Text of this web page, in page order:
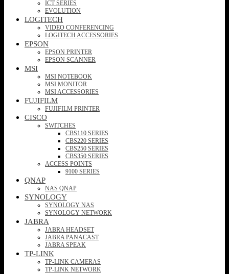
ICT SERIES
EVOLUTION
LOGITECH
VIDEO CONFERENCING
LOGITECH ACCESSORIES
EPSON
EPSON PRINTER
EPSON SCANNER
MSI
MSI NOTEBOOK
MSI MONITOR
MSI ACCESSORIES
FUJIFILM
FUJIFILM PRINTER
CISCO
SWITCHES
CBS110 SERIES
CBS220 SERIES
CBS250 SERIES
CBS350 SERIES
ACCESS POINTS
9100 SERIES
QNAP
NAS QNAP
SYNOLOGY
SYNOLOGY NAS
SYNOLOGY NETWORK
JABRA
JABRA HEADSET
JABRA PANACAST
JABRA SPEAK
TP-LINK
TP-LINK CAMERAS
TP-LINK NETWORK